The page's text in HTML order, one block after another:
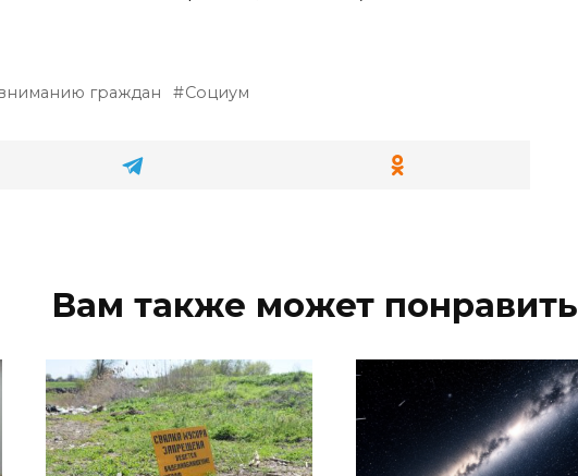
вниманию граждан Социум
Вам также может